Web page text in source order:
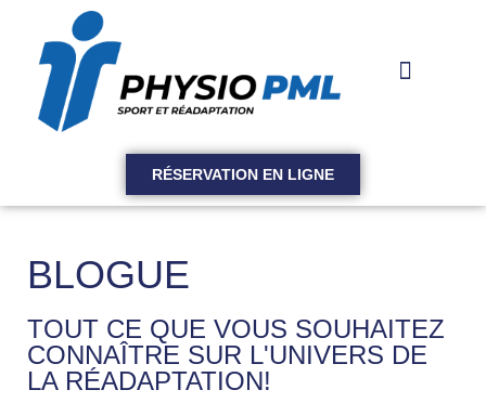
RÉSERVATION EN LIGNE
BLOGUE
TOUT CE QUE VOUS SOUHAITEZ
CONNAÎTRE SUR L'UNIVERS DE
LA RÉADAPTATION!